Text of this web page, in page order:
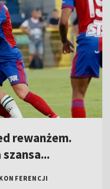
rewanżem.